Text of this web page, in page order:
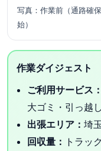
写真：作業前（通路確
始）
作業ダイジェスト
ご利用サービス：
大ゴミ・引っ越
出張エリア： 埼
回収量： トラッ